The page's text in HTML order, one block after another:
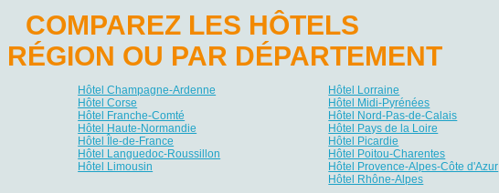
COMPAREZ LES HÔTELS
RÉGION OU PAR DÉPARTEMENT
Hôtel Champagne-Ardenne
Hôtel Corse
Hôtel Franche-Comté
Hôtel Haute-Normandie
Hôtel Île-de-France
Hôtel Languedoc-Roussillon
Hôtel Limousin
Hôtel Lorraine
Hôtel Midi-Pyrénées
Hôtel Nord-Pas-de-Calais
Hôtel Pays de la Loire
Hôtel Picardie
Hôtel Poitou-Charentes
Hôtel Provence-Alpes-Côte d'Azur
Hôtel Rhône-Alpes